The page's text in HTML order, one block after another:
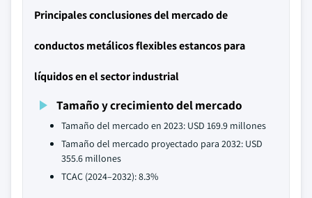
Principales conclusiones del mercado de
conductos metálicos flexibles estancos para
líquidos en el sector industrial
Tamaño y crecimiento del mercado
Tamaño del mercado en 2023: USD 169.9 millones
Tamaño del mercado proyectado para 2032: USD
355.6 millones
TCAC (2024–2032): 8.3%